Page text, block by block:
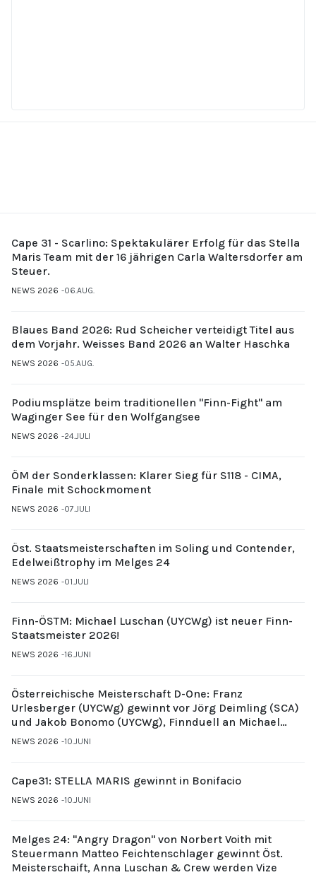
Cape 31 - Scarlino: Spektakulärer Erfolg für das Stella
Maris Team mit der 16 jährigen Carla Waltersdorfer am
Steuer.
NEWS 2026 06.AUG.
Blaues Band 2026: Rud Scheicher verteidigt Titel aus
dem Vorjahr. Weisses Band 2026 an Walter Haschka
NEWS 2026 05.AUG.
Podiumsplätze beim traditionellen "Finn-Fight" am
Waginger See für den Wolfgangsee
NEWS 2026 24.JULI
ÖM der Sonderklassen: Klarer Sieg für S118 - CIMA,
Finale mit Schockmoment
NEWS 2026 07.JULI
Öst. Staatsmeisterschaften im Soling und Contender,
Edelweißtrophy im Melges 24
NEWS 2026 01.JULI
Finn-ÖSTM: Michael Luschan (UYCWg) ist neuer Finn-
Staatsmeister 2026!
NEWS 2026 16.JUNI
Österreichische Meisterschaft D-One: Franz
Urlesberger (UYCWg) gewinnt vor Jörg Deimling (SCA)
und Jakob Bonomo (UYCWg), Finnduell an Michael
Gubi (UYCMo)
NEWS 2026 10.JUNI
Cape31: STELLA MARIS gewinnt in Bonifacio
NEWS 2026 10.JUNI
Melges 24: "Angry Dragon" von Norbert Voith mit
Steuermann Matteo Feichtenschlager gewinnt Öst.
Meisterschaift, Anna Luschan & Crew werden Vize